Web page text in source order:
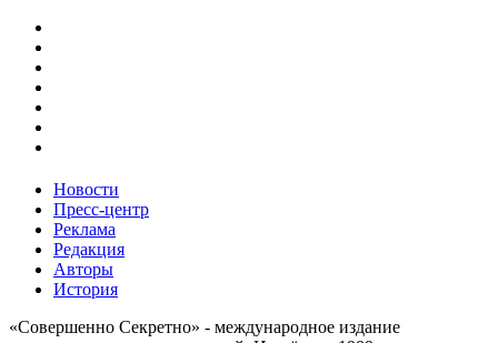
Новости
Пресс-центр
Реклама
Редакция
Авторы
История
«Совершенно Секретно» - международное издание